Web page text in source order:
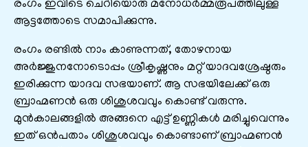
രംഗം ഇവിടെ ചെറിയൊരു മനോധര്‍മ്മരൂപത്തിലുള്ള
ആട്ടത്തോടെ സമാപിക്കുന്നു.
രംഗം രണ്ടിൽ നാം കാണുന്നത്‌, തോഴനായ
അര്‍ജ്ജുനനോടൊപ്പം ശ്രീകൃഷ്ണനും മറ്റ്‌ യാദവശ്രേഷ്ഠരും
ഇരിക്കുന്ന യാദവ സഭയാണ്‌. ആ സഭയിലേക്ക്‌ ഒരു
ബ്രാഹ്മണന്‍ ഒരു ശിശുശവവും കൊണ്ട്‌ വരുന്നു.
മുന്‍കാലങ്ങളില്‍ അങ്ങനെ എട്ട്‌ ഉണ്ണികള്‍ മരിച്ചുവെന്നും
ഇത്‌ ഒന്‍പതാം ശിശുശവവും കൊണ്ടാണ്‌ ബ്രാഹ്മണന്‍